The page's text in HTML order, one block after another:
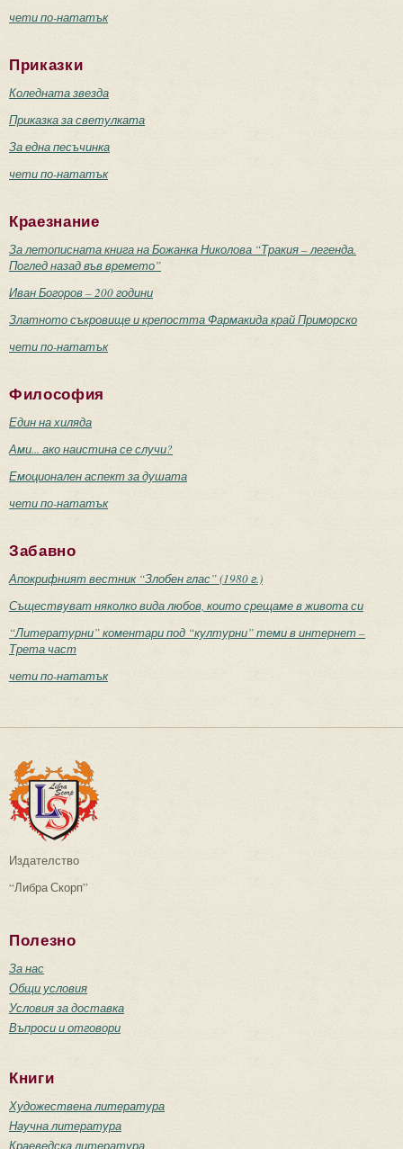
чети по-нататък
Приказки
Коледната звезда
Приказка за светулката
За една песъчинка
чети по-нататък
Краезнание
За летописната книга на Божанка Николова “Тракия – легенда.
Поглед назад във времето”
Иван Богоров – 200 години
Златното съкровище и крепостта Фармакида край Приморско
чети по-нататък
Философия
Един на хиляда
Ами... ако наистина се случи?
Емоционален аспект за душата
чети по-нататък
Забавно
Апокрифният вестник “Злобен глас” (1980 г.)
Съществуват няколко вида любов, които срещаме в живота си
“Литературни” коментари под “културни” теми в интернет –
Трета част
чети по-нататък
Издателство
“Либра Скорп”
Полезно
За нас
Общи условия
Условия за доставка
Въпроси и отговори
Книги
Художествена литература
Научна литература
Краеведска литература